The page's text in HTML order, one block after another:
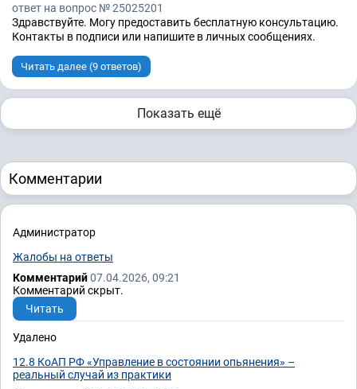
ответ на вопрос № 25025201
Здравствуйте. Могу предоставить бесплатную консультацию.
Контакты в подписи или напишите в личных сообщениях.
Читать далее (9 ответов)
Показать ещё
Комментарии
Администратор
Жалобы на ответы
Комментарий07.04.2026, 09:21
Комментарий скрыт.
Читать
Удалено
12.8 КоАП РФ «Управление в состоянии опьянения» –
реальный случай из практики